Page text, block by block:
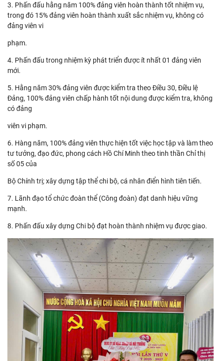
3. Phấn đấu hằng năm 100% đảng viên hoàn thành tốt nhiệm vụ,
trong đó 15% đảng viên hoàn thành xuất sắc nhiệm vụ, không có
đảng viên vi
phạm.
4. Phấn đấu trong nhiệm kỳ phát triển được ít nhất 01 đảng viên
mới.
5. Hằng năm 30% đảng viên được kiểm tra theo Điều 30, Điều lệ
Đảng, 100% đảng viên chấp hành tốt nội dung được kiểm tra, không
có đảng
viên vi phạm.
6. Hàng năm, 100% đảng viên thực hiện tốt việc học tập và làm theo
tư tưởng, đạo đức, phong cách Hồ Chí Minh theo tinh thần Chỉ thị
số 05 của
Bộ Chính trị; xây dựng tập thể chi bộ, cá nhân điển hình tiên tiến.
7. Lãnh đạo tổ chức đoàn thể (Công đoàn) đạt danh hiệu vững
mạnh.
8. Phấn đấu xây dựng Chi bộ đạt hoàn thành nhiệm vụ được giao.